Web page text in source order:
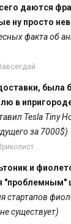
даются
ну просто
факта об
была
в
Tesla Tiny
за 7000$)
и
"проблемным"
стартапов
существует)